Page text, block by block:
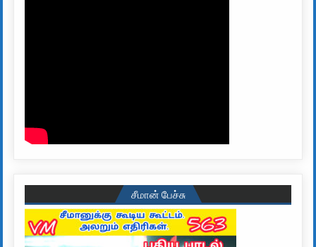
சீமான் பேச்சு